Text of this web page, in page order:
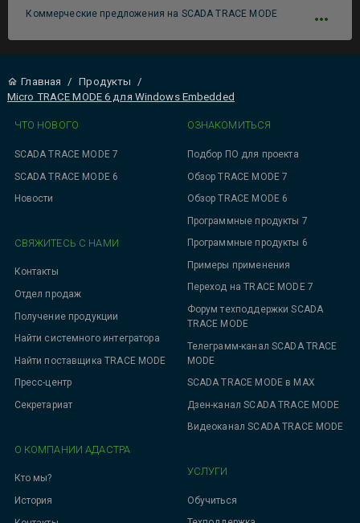
Коммерческие предложения на SCADA TRACE MODE
Главная / Продукты
/
Micro TRACE MODE 6 для Windows Embedded
ЧТО НОВОГО
SCADA TRACE MODE 7
SCADA TRACE MODE 6
Новости
ОЗНАКОМИТЬСЯ
Подбор ПО для проекта
Обзор TRACE MODE 7
Обзор TRACE MODE 6
Программные продукты 7
Программные продукты 6
Примеры применения
Переход на TRACE MODE 7
Форум техподдержки SCADA
TRACE MODE
Телеграмм-канал SCADA TRACE
MODE
SCADA TRACE MODE в MAX
Дзен-канал SCADA TRACE MODE
Видеоканал SCADA TRACE MODE
УСЛУГИ
Обучиться
СВЯЖИТЕСЬ С НАМИ
Контакты
Отдел продаж
Получение продукции
Найти системного интегратора
Найти поставщика TRACE MODE
Пресс-центр
Секретариат
О КОМПАНИИ АДАСТРА
Кто мы?
История